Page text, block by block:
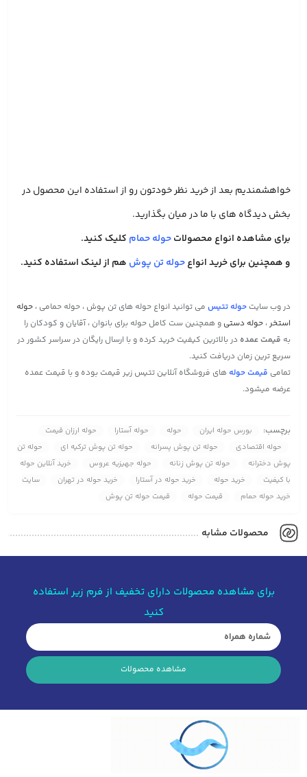
خواهشمندیم بعد از خرید نظر خودتون رو از استفاده این محصول در
بخش دیدگاه های با ما در میان بگذارید.
برای مشاهده انواع محصولاتحوله حمام کلیک کنید.
و همچنین برای خرید انواعحوله تن پوش هم از لینک استفاده کنید.
در وب سایت حوله تتیس می توانید انواع حوله های تن پوش ، حوله حمامی ، حوله
استخر ، حوله دستی و همچنین ست کامل حوله برای بانوان ، آقایان و کودکان را
به قیمت عمده در بالاترین کیفیت خرید کرده و با ارسال رایگان در سراسر کشور در
سریع ترین زمان دریافت کنید.
تمامی قیمت حوله های فروشگاه آنلاین تتیس زیر قیمت بوده و با قیمت عمده
عرضه میشود.
برچسب: بورس حوله ایران حوله حوله آستارا
حوله ارزان قیمت
حوله اقتصادی
حوله تن پوش پسرانه حوله تن پوش ترکیه ای
حوله تن
پوش دخترانه
حوله تن پوش زنانه حوله جهیزیه عروس
خرید آنلاین حوله
با کیفیت
خرید حوله خرید حوله در آستارا خرید حوله در تهران
سایت
خرید حوله حمام
قیمت حوله قیمت حوله تن پوش
محصولات مشابه
برای مشاهده محصولات دارای تخفیف از فرم زیر استفاده
کنید
مشاهده محصولات